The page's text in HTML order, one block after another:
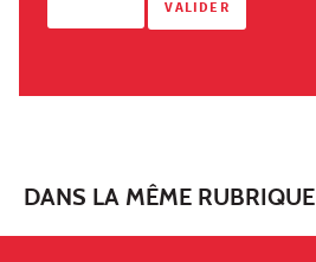
DANS LA MÊME RUBRIQUE